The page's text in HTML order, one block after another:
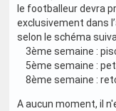
le footballeur devra
exclusivement dans
selon le schéma
3ème semaine :
5ème semaine :
8ème semaine :
A aucun moment, il